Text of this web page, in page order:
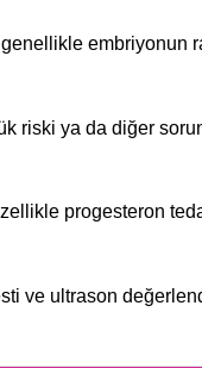
embriyonun
riski ya da diğer
progesteron
ve ultrason